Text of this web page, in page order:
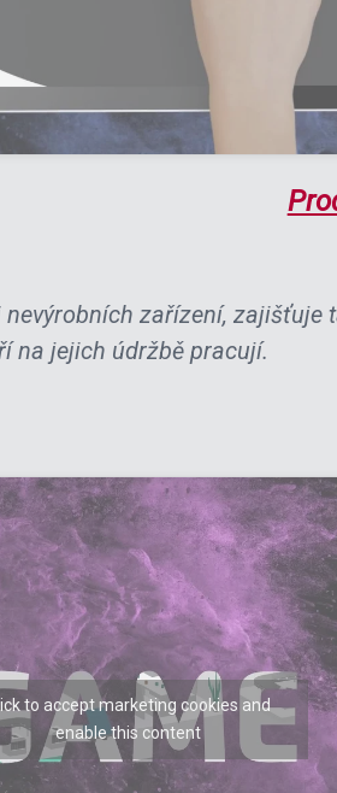
zařízení, zajišťuje
na jejich údržbě pracují.
to accept marketing cookies and
enable this content